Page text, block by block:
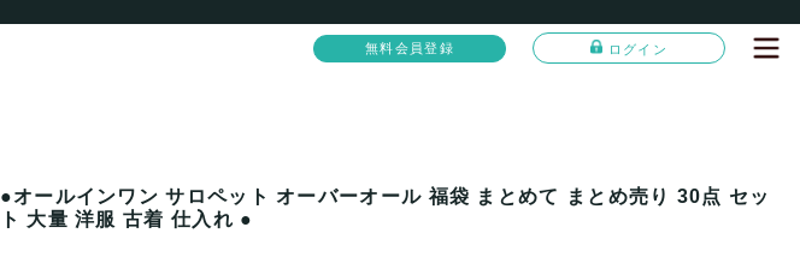
無料会員登録 ログイン
●オールインワン サロペット オーバーオール 福袋 まとめて まとめ売り 30点 セッ
ト 大量 洋服 古着 仕入れ ●